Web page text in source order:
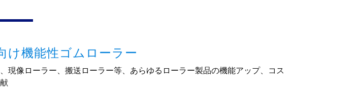
け機能性ゴムローラー
現像ローラー、搬送ローラー等、あらゆるローラー製品の機能アップ、コス